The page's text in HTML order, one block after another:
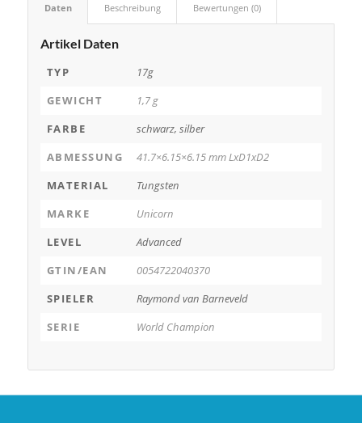
Daten Beschreibung Bewertungen (0)
Artikel Daten
TYP
17g
GEWICHT
1,7 g
FARBE
schwarz, silber
ABMESSUNG
41.7×6.15×6.15 mm LxD1xD2
MATERIAL
Tungsten
MARKE
Unicorn
LEVEL
Advanced
GTIN/EAN
0054722040370
SPIELER
Raymond van Barneveld
SERIE
World Champion